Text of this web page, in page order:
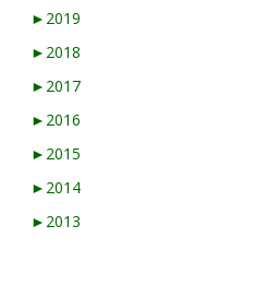
► 2019
► 2018
► 2017
► 2016
► 2015
► 2014
► 2013